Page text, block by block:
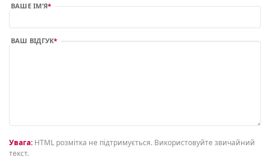
ВАШЕ ІМ’Я
ВАШ ВІДГУК
Увага: HTML розмітка не підтримується. Використовуйте звичайний
текст.